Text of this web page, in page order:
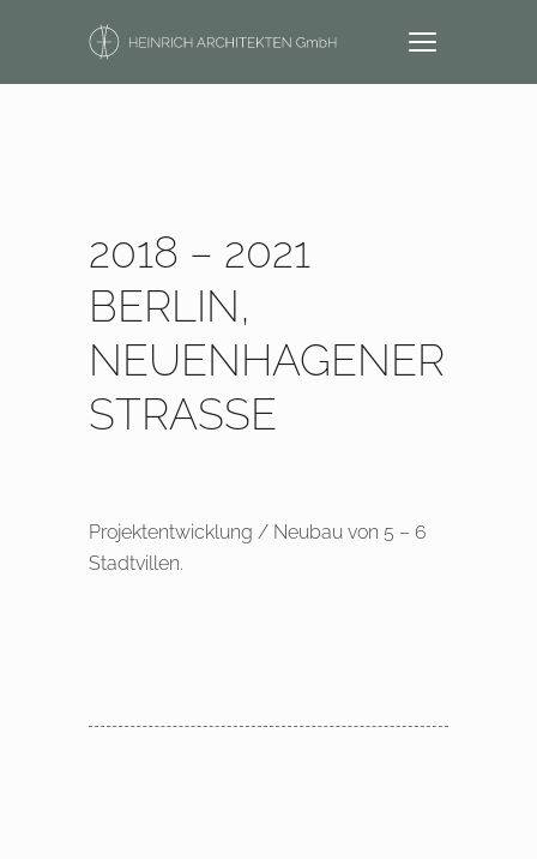
2018 – 2021
BERLIN,
NEUENHAGENER
STRASSE
Projektentwicklung / Neubau von 5 – 6
Stadtvillen.